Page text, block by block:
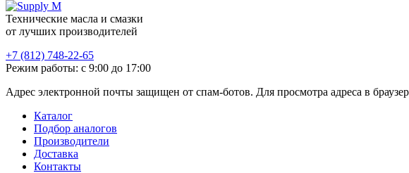
Технические масла и смазки
от лучших производителей
+7 (812) 748-22-65
Режим работы: с 9:00 до 17:00
Адрес электронной почты защищен от спам-ботов. Для просмотра адреса в
Каталог
Подбор аналогов
Производители
Доставка
Контакты